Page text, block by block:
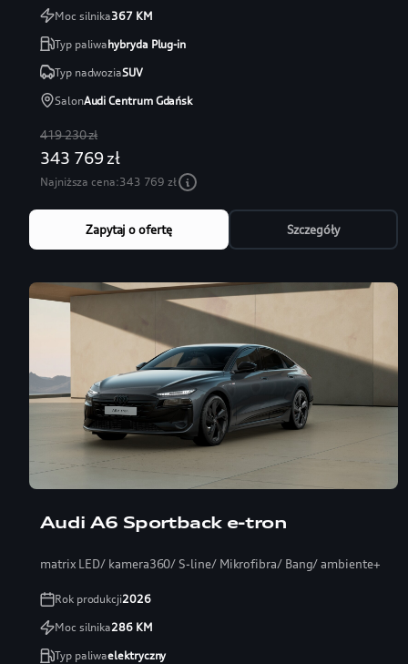
Moc silnika367KM
Typ paliwahybryda Plug-in
Typ nadwoziaSUV
SalonAudi Centrum Gdańsk
419 230 zł
343 769 zł
Najniższa cena:343 769 zł
Zapytaj o ofertę Szczegóły
Audi A6 Sportback e-tron
matrix LED/ kamera360/ S-line/ Mikrofibra/ Bang/ ambiente+
Rok produkcji2026
Moc silnika286KM
Typ paliwaelektryczny